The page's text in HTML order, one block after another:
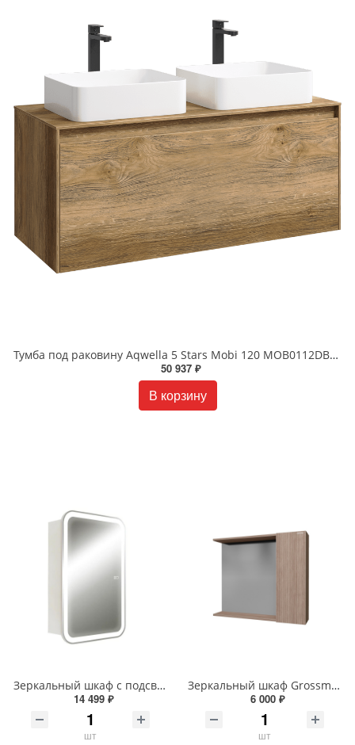
Тумба под раковину Aqwella 5 Stars Mobi 120 MOB0112DB+MOB0712DB подвесная дуб балтийский
50 937 ₽
В корзину
Зеркальный шкаф с подсветкой Silver Mirrors Фиджи - 2 Flip 50 х 75 см LED-00002680 подогрев, сенсорный выключатель
14 499 ₽
шт
Зеркальный шкаф Grossman Юнит 80 см 208011 Кадена вуд
6 000 ₽
шт